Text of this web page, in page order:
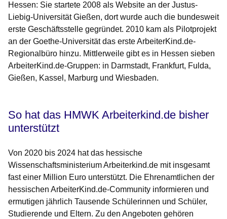
Hessen: Sie startete 2008 als Website an der Justus-
Liebig-Universität Gießen, dort wurde auch die bundesweit
erste Geschäftsstelle gegründet. 2010 kam als Pilotprojekt
an der Goethe-Universität das erste ArbeiterKind.de-
Regionalbüro hinzu. Mittlerweile gibt es in Hessen sieben
ArbeiterKind.de-Gruppen: in Darmstadt, Frankfurt, Fulda,
Gießen, Kassel, Marburg und Wiesbaden.
So hat das HMWK Arbeiterkind.de bisher
unterstützt
Von 2020 bis 2024 hat das hessische
Wissenschaftsministerium Arbeiterkind.de mit insgesamt
fast einer Million Euro unterstützt. Die Ehrenamtlichen der
hessischen ArbeiterKind.de-Community informieren und
ermutigen jährlich Tausende Schülerinnen und Schüler,
Studierende und Eltern. Zu den Angeboten gehören